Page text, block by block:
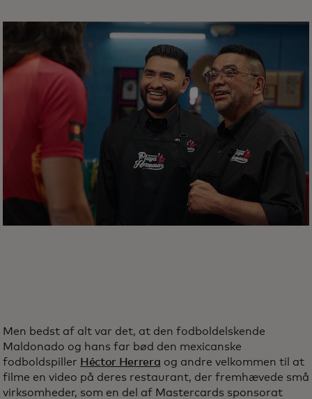
Men bedst af alt var det, at den fodboldelskende
Maldonado og hans far bød den mexicanske
fodboldspiller Héctor Herrera og andre velkommen til at
filme en video på deres restaurant, der fremhævede små
virksomheder, som en del af Mastercards sponsorat